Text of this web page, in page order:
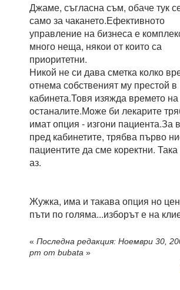
Джаме, съгласна съм, обаче тук
само за чакането.Ефективното
управление на бизнеса е
много неща, някои от които са
приоритетни.
Никой не си дава сметка колко
отнема собственият му престой в
кабинета.Товя изяжда времето на
останалите.Може би лекарите
имат опция - изгони пациента.За
пред кабинетите, трябва първо
пациентите да сме коректни.
аз.
Жужка, има и такава опция но
пъти по голяма...изборът е на
« Последна редакция: Ноември 30,
pm от bubata »